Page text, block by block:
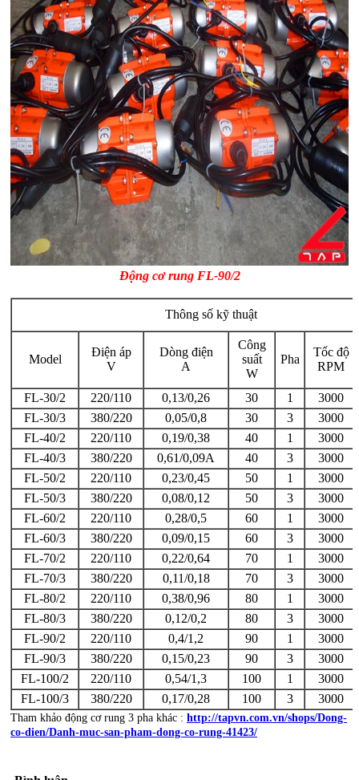
Động cơ rung FL-90/2
Thông số kỹ thuật
Model
Điện áp
V
Dòng điện
A
Công
suất
W
Pha
Tốc độ
RPM
FL-30/2 220/110 0,13/0,26 30 1
3000
FL-30/3
380/220 0,05/0,8 30 3
3000
FL-40/2
220/110 0,19/0,38 40 1
3000
FL-40/3
380/220 0,61/0,09A 40 3
3000
FL-50/2
220/110 0,23/0,45 50 1
3000
FL-50/3
380/220 0,08/0,12 50 3
3000
FL-60/2
220/110 0,28/0,5 60 1
3000
FL-60/3
380/220 0,09/0,15 60 3
3000
FL-70/2
220/110 0,22/0,64 70 1
3000
FL-70/3
380/220 0,11/0,18 70 3
3000
FL-80/2
220/110 0,38/0,96 80 1
3000
FL-80/3
380/220 0,12/0,2 80 3
3000
FL-90/2
220/110 0,4/1,2 90 1
3000
FL-90/3
380/220 0,15/0,23 90 3
3000
FL-100/2
220/110 0,54/1,3 100 1
3000
FL-100/3
380/220 0,17/0,28 100 3 3000
Tham khảo động cơ rung 3 pha khác : http://tapvn.com.vn/shops/Dong-
co-dien/Danh-muc-san-pham-dong-co-rung-41423/